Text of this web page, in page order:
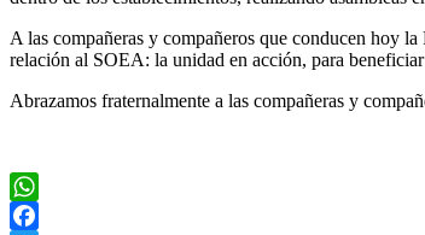
A las compañeras y compañeros que conducen hoy
relación al SOEA: la unidad en acción, para
Abrazamos fraternalmente a las compañeras y
WhatsApp